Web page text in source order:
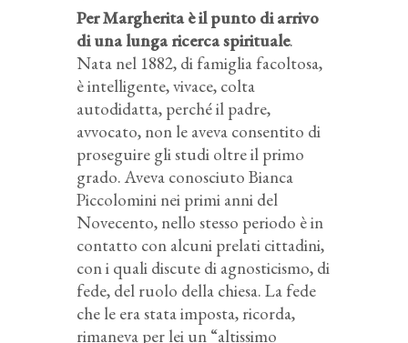
Per Margherita è il punto di arrivo
di una lunga ricerca spirituale.
Nata nel 1882, di famiglia facoltosa,
è intelligente, vivace, colta
autodidatta, perché il padre,
avvocato, non le aveva consentito di
proseguire gli studi oltre il primo
grado. Aveva conosciuto Bianca
Piccolomini nei primi anni del
Novecento, nello stesso periodo è in
contatto con alcuni prelati cittadini,
con i quali discute di agnosticismo, di
fede, del ruolo della chiesa. La fede
che le era stata imposta, ricorda,
rimaneva per lei un “altissimo